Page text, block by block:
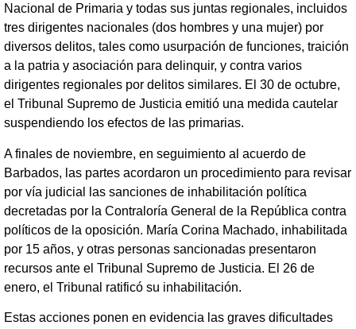
Nacional de Primaria y todas sus juntas regionales, incluidos
tres dirigentes nacionales (dos hombres y una mujer) por
diversos delitos, tales como usurpación de funciones, traición
a la patria y asociación para delinquir, y contra varios
dirigentes regionales por delitos similares. El 30 de octubre,
el Tribunal Supremo de Justicia emitió una medida cautelar
suspendiendo los efectos de las primarias.
A finales de noviembre, en seguimiento al acuerdo de
Barbados, las partes acordaron un procedimiento para revisar
por vía judicial las sanciones de inhabilitación política
decretadas por la Contraloría General de la República contra
políticos de la oposición. María Corina Machado, inhabilitada
por 15 años, y otras personas sancionadas presentaron
recursos ante el Tribunal Supremo de Justicia. El 26 de
enero, el Tribunal ratificó su inhabilitación.
Estas acciones ponen en evidencia las graves dificultades